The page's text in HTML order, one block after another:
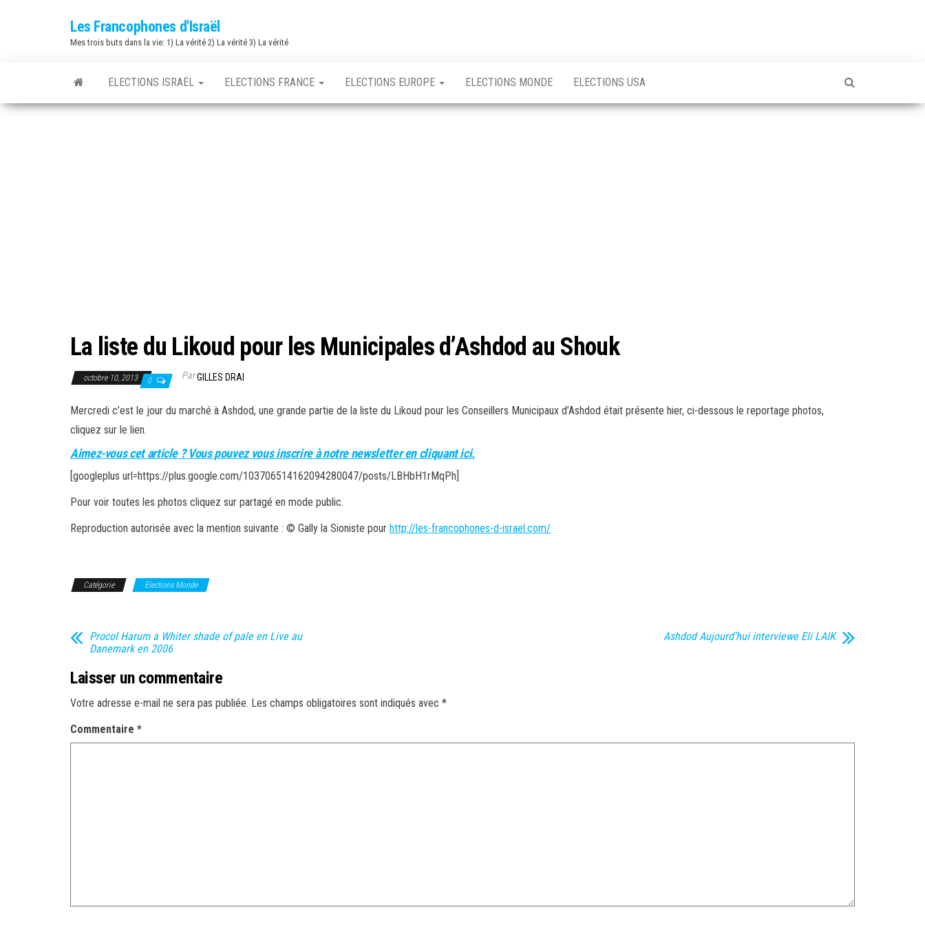
Les Francophones d'Israël
Mes trois buts dans la vie: 1) La vérité 2) La vérité 3) La vérité
ELECTIONS ISRAËL ELECTIONS FRANCE ELECTIONS EUROPE ELECTIONS MONDE ELECTIONS USA
La liste du Likoud pour les Municipales d’Ashdod au Shouk
octobre 10, 2013 0 ParGILLES DRAI
Mercredi c’est le jour du marché à Ashdod, une grande partie de la liste du Likoud pour les Conseillers Municipaux d’Ashdod était présente hier, ci-dessous le reportage photos,
cliquez sur le lien.
Aimez-vous cet article ? Vous pouvez vous inscrire à notre newsletter en cliquant ici.
[googleplus url=https://plus.google.com/103706514162094280047/posts/LBHbH1rMqPh]
Pour voir toutes les photos cliquez sur partagé en mode public.
Reproduction autorisée avec la mention suivante : © Gally la Sioniste pour http://les-francophones-d-israel.com/
Catégorie Elections Monde
Procol Harum a Whiter shade of pale en Live au
Danemark en 2006
Ashdod Aujourd’hui interviewe Eli LAIK
Laisser un commentaire
Votre adresse e-mail ne sera pas publiée. Les champs obligatoires sont indiqués avec *
Commentaire *